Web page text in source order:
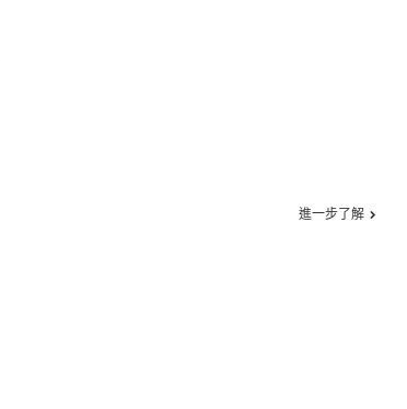
進一步了解